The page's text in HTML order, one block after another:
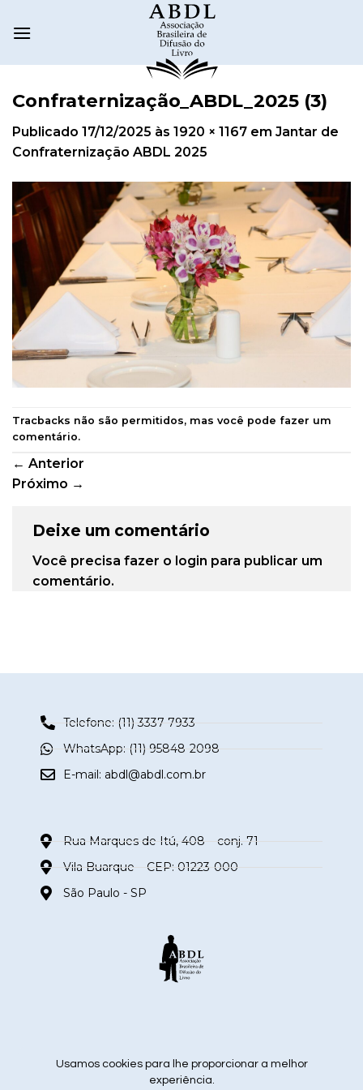
Confraternização_ABDL_2025 (3)
Publicado 17/12/2025 às 1920 × 1167 em Jantar de
Confraternização ABDL 2025
Tracbacks não são permitidos, mas você pode fazer um
comentário.
← Anterior
Próximo →
Deixe um comentário
Você precisa fazer o login para publicar um
comentário.
Telefone: (11) 3337-7933
WhatsApp: (11) 95848-2098
E-mail: abdl@abdl.com.br
Rua Marques de Itú, 408 – conj. 71
Vila Buarque – CEP: 01223-000
São Paulo - SP
siga nas redes sociais
Usamos cookies para lhe proporcionar a melhor
experiência.